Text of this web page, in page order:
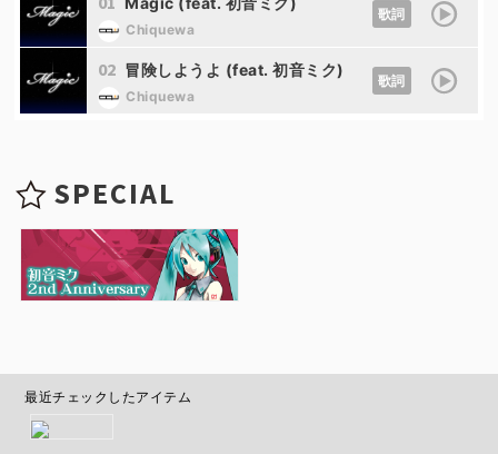
Chiquewa
歌詞
02 冒険しようよ (feat. 初音ミク)
Chiquewa
歌詞
SPECIAL
最近チェックしたアイテム